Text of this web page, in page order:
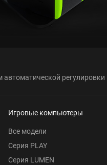
автоматической
Игровые компьютеры
Все модели
Серия PLAY
Серия LUMEN